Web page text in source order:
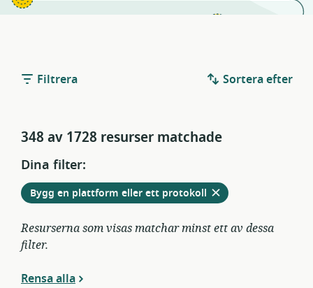
Filtrera Sortera efter
348 av 1728 resurser matchade
Dina filter:
Ta
bort
Bygg en plattform eller ett protokoll från
aktuella
filter
Resurserna som visas matchar minst ett av dessa
filter.
Rensa alla